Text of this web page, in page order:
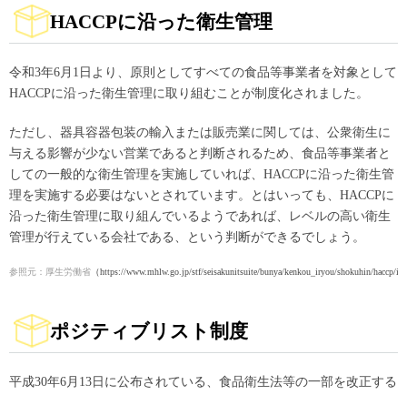
HACCPに沿った衛生管理
令和3年6月1日より、原則としてすべての食品等事業者を対象として
HACCPに沿った衛生管理に取り組むことが制度化されました。
ただし、器具容器包装の輸入または販売業に関しては、公衆衛生に
与える影響が少ない営業であると判断されるため、食品等事業者と
しての一般的な衛生管理を実施していれば、HACCPに沿った衛生管
理を実施する必要はないとされています。とはいっても、HACCPに
沿った衛生管理に取り組んでいるようであれば、レベルの高い衛生
管理が行えている会社である、という判断ができるでしょう。
参照元：厚生労働省 （https://www.mhlw.go.jp/stf/seisakunitsuite/bunya/kenkou_iryou/shokuhin/haccp/
ポジティブリスト制度
平成30年6月13日に公布されている、食品衛生法等の一部を改正する